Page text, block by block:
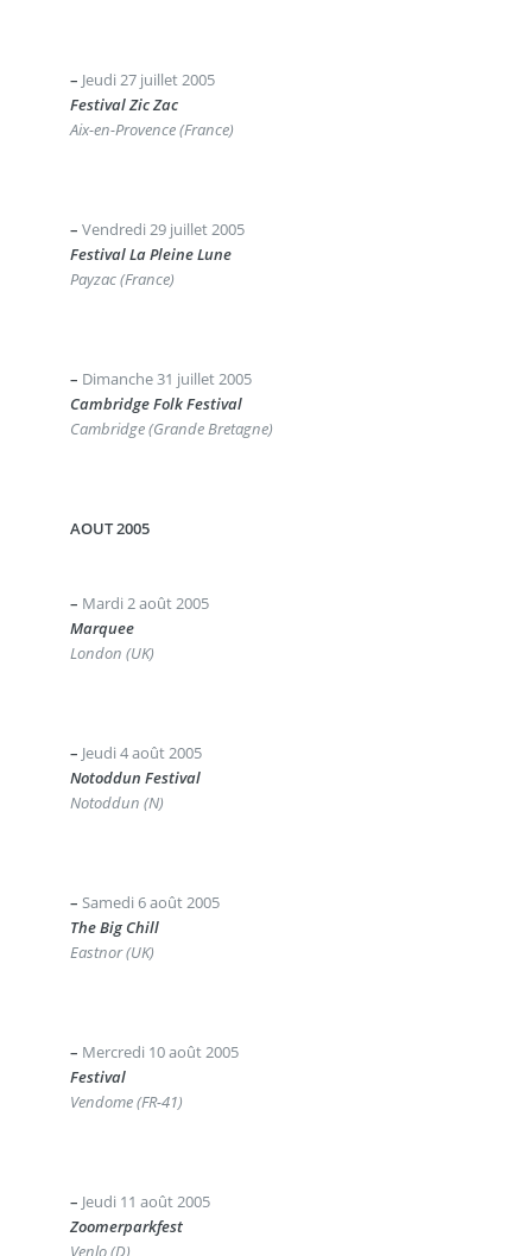
– Jeudi 27 juillet 2005
Festival Zic Zac
Aix-en-Provence (France)
– Vendredi 29 juillet 2005
Festival La Pleine Lune
Payzac (France)
– Dimanche 31 juillet 2005
Cambridge Folk Festival
Cambridge (Grande Bretagne)
AOUT 2005
– Mardi 2 août 2005
Marquee
London (UK)
– Jeudi 4 août 2005
Notoddun Festival
Notoddun (N)
– Samedi 6 août 2005
The Big Chill
Eastnor (UK)
– Mercredi 10 août 2005
Festival
Vendome (FR-41)
– Jeudi 11 août 2005
Zoomerparkfest
Venlo (D)